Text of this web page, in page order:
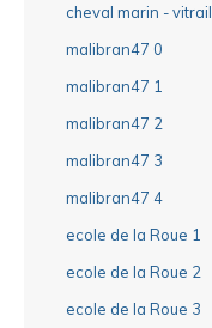
cheval marin - vitrail
malibran47 0
malibran47 1
malibran47 2
malibran47 3
malibran47 4
ecole de la Roue 1
ecole de la Roue 2
ecole de la Roue 3